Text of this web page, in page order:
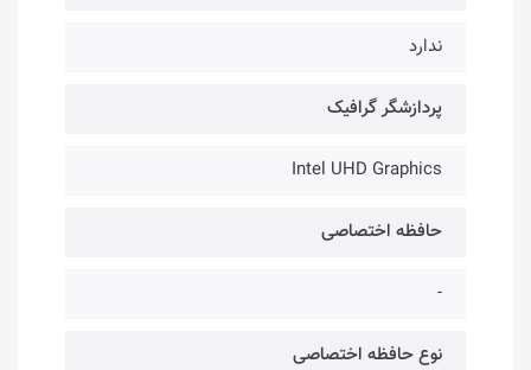
ندارد
پردازشگر گرافیک
Intel UHD Graphics
حافظه اختصاصی
-
نوع حافظه اختصاصی